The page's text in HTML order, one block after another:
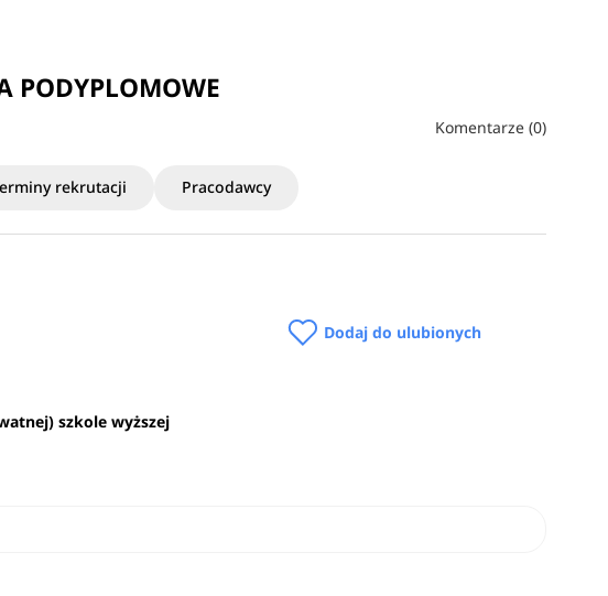
PODYPLOMOWE
Komentarze (0)
rekrutacji Pracodawcy
Dodaj do ulubionych
szkole wyższej